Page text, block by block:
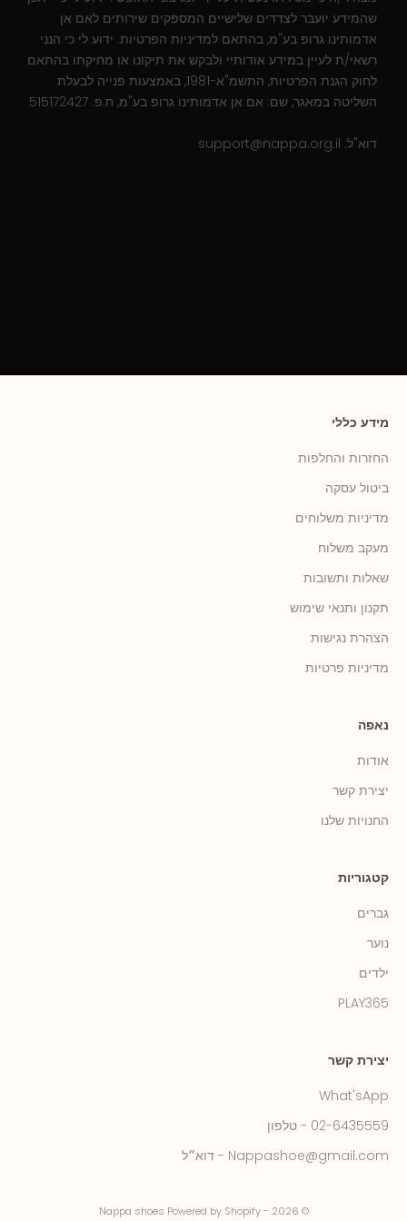
שהמידע יועבר לצדדים שלישיים המספקים שירותים לאם אן
אדמותינו גרופ בע"מ, בהתאם למדיניות הפרטיות. ידוע לי כי הנני
רשאי/ת לעיין במידע אודותיי ולבקש את תיקונו או מחיקתו בהתאם
לחוק הגנת הפרטיות, התשמ"א-1981, באמצעות פנייה לבעלת
השליטה במאגר, שם: אם אן אדמותינו גרופ בע"מ, ח.פ: 515172427
דוא"ל: support@nappa.org.il
מידע כללי
החזרות והחלפות
ביטול עסקה
מדיניות משלוחים
מעקב משלוח
שאלות ותשובות
תקנון ותנאי שימוש
הצהרת נגישות
מדיניות פרטיות
נאפה
אודות
יצירת קשר
החנויות שלנו
קטגוריות
גברים
נוער
ילדים
PLAY365
יצירת קשר
What'sApp
02-6435559 - טלפון
Nappashoe@gmail.com - דוא״ל
© 2026 - Nappa shoes Powered by Shopify